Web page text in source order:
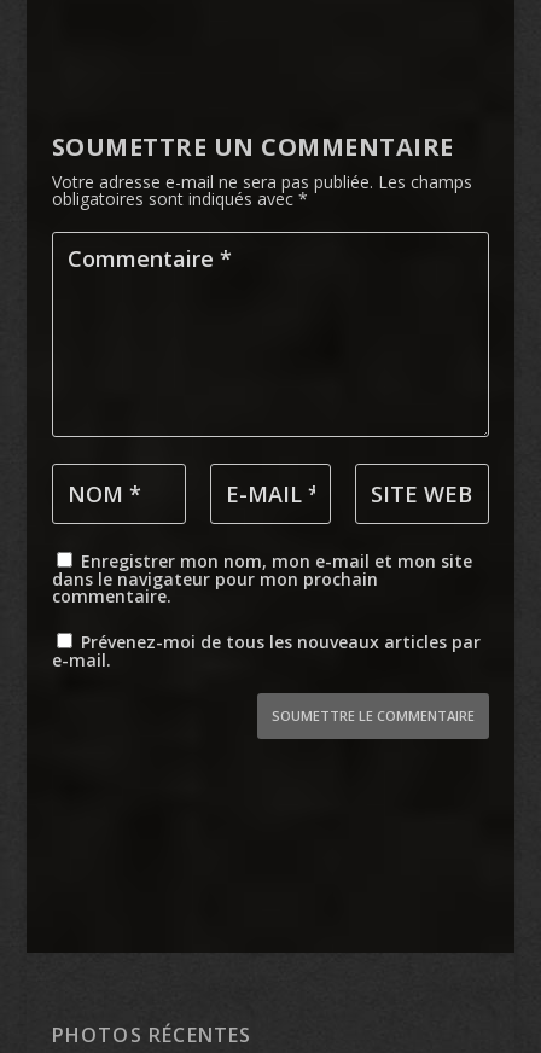
SOUMETTRE UN COMMENTAIRE
Votre adresse e-mail ne sera pas publiée. Les champs
obligatoires sont indiqués avec *
Enregistrer mon nom, mon e-mail et mon site
dans le navigateur pour mon prochain
commentaire.
Prévenez-moi de tous les nouveaux articles par
e-mail.
SOUMETTRE LE COMMENTAIRE
PHOTOS RÉCENTES